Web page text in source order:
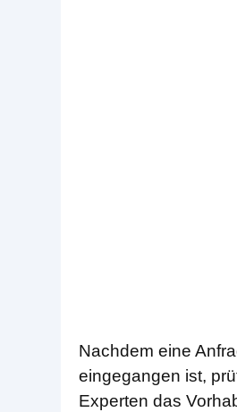
Nachdem eine
eingegangen ist,
Experten das